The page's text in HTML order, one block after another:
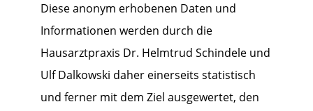
Diese anonym erhobenen Daten und
Informationen werden durch die
Hausarztpraxis Dr. Helmtrud Schindele und
Ulf Dalkowski daher einerseits statistisch
und ferner mit dem Ziel ausgewertet, den